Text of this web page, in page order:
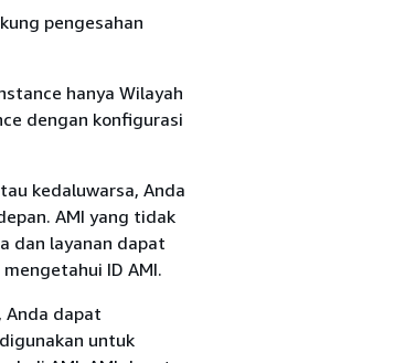
pengesahan
hanya Wilayah
dengan konfigurasi
kedaluwarsa, Anda
AMI yang tidak
dan layanan dapat
ID AMI.
Anda dapat
untuk